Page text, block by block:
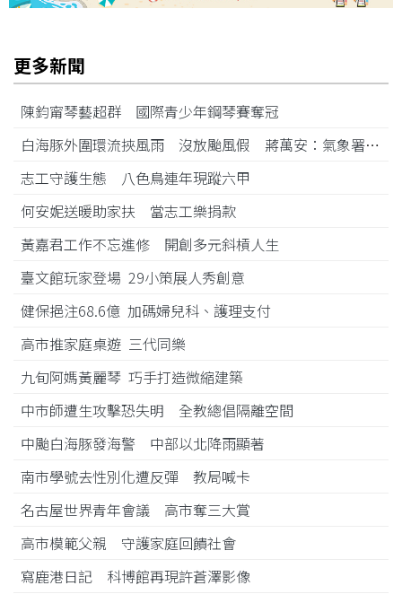
更多新聞
陳鈞甯琴藝超群 國際青少年鋼琴賽奪冠
白海豚外圍環流挾風雨 沒放颱風假 蔣萬安：氣象署沒發陸警
志工守護生態 八色鳥連年現蹤六甲
何安妮送暖助家扶 當志工樂捐款
黃嘉君工作不忘進修 開創多元斜槓人生
臺文館玩家登場 29小策展人秀創意
健保挹注68.6億 加碼婦兒科、護理支付
高市推家庭桌遊 三代同樂
九旬阿媽黃麗琴 巧手打造微縮建築
中市師遭生攻擊恐失明 全教總倡隔離空間
中颱白海豚發海警 中部以北降雨顯著
南市學號去性別化遭反彈 教局喊卡
名古屋世界青年會議 高市奪三大賞
高市模範父親 守護家庭回饋社會
寫鹿港日記 科博館再現許蒼澤影像